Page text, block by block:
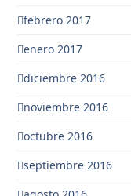
febrero 2017
enero 2017
diciembre 2016
noviembre 2016
octubre 2016
septiembre 2016